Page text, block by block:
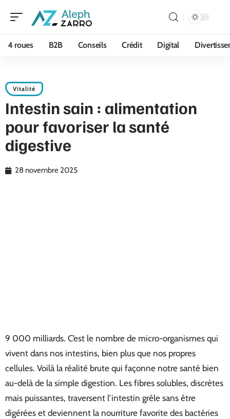
4 roues B2B Conseils Crédit Digital
Vitalité
Intestin sain : alimentation
pour favoriser la santé
digestive
28 novembre 2025
9 000 milliards. C’est le nombre de micro-organismes qui
vivent dans nos intestins, bien plus que nos propres
cellules. Voilà la réalité brute qui façonne notre santé bien
au-delà de la simple digestion. Les fibres solubles, discrètes
mais puissantes, traversent l’intestin grêle sans être
digérées et deviennent la nourriture favorite des bactéries